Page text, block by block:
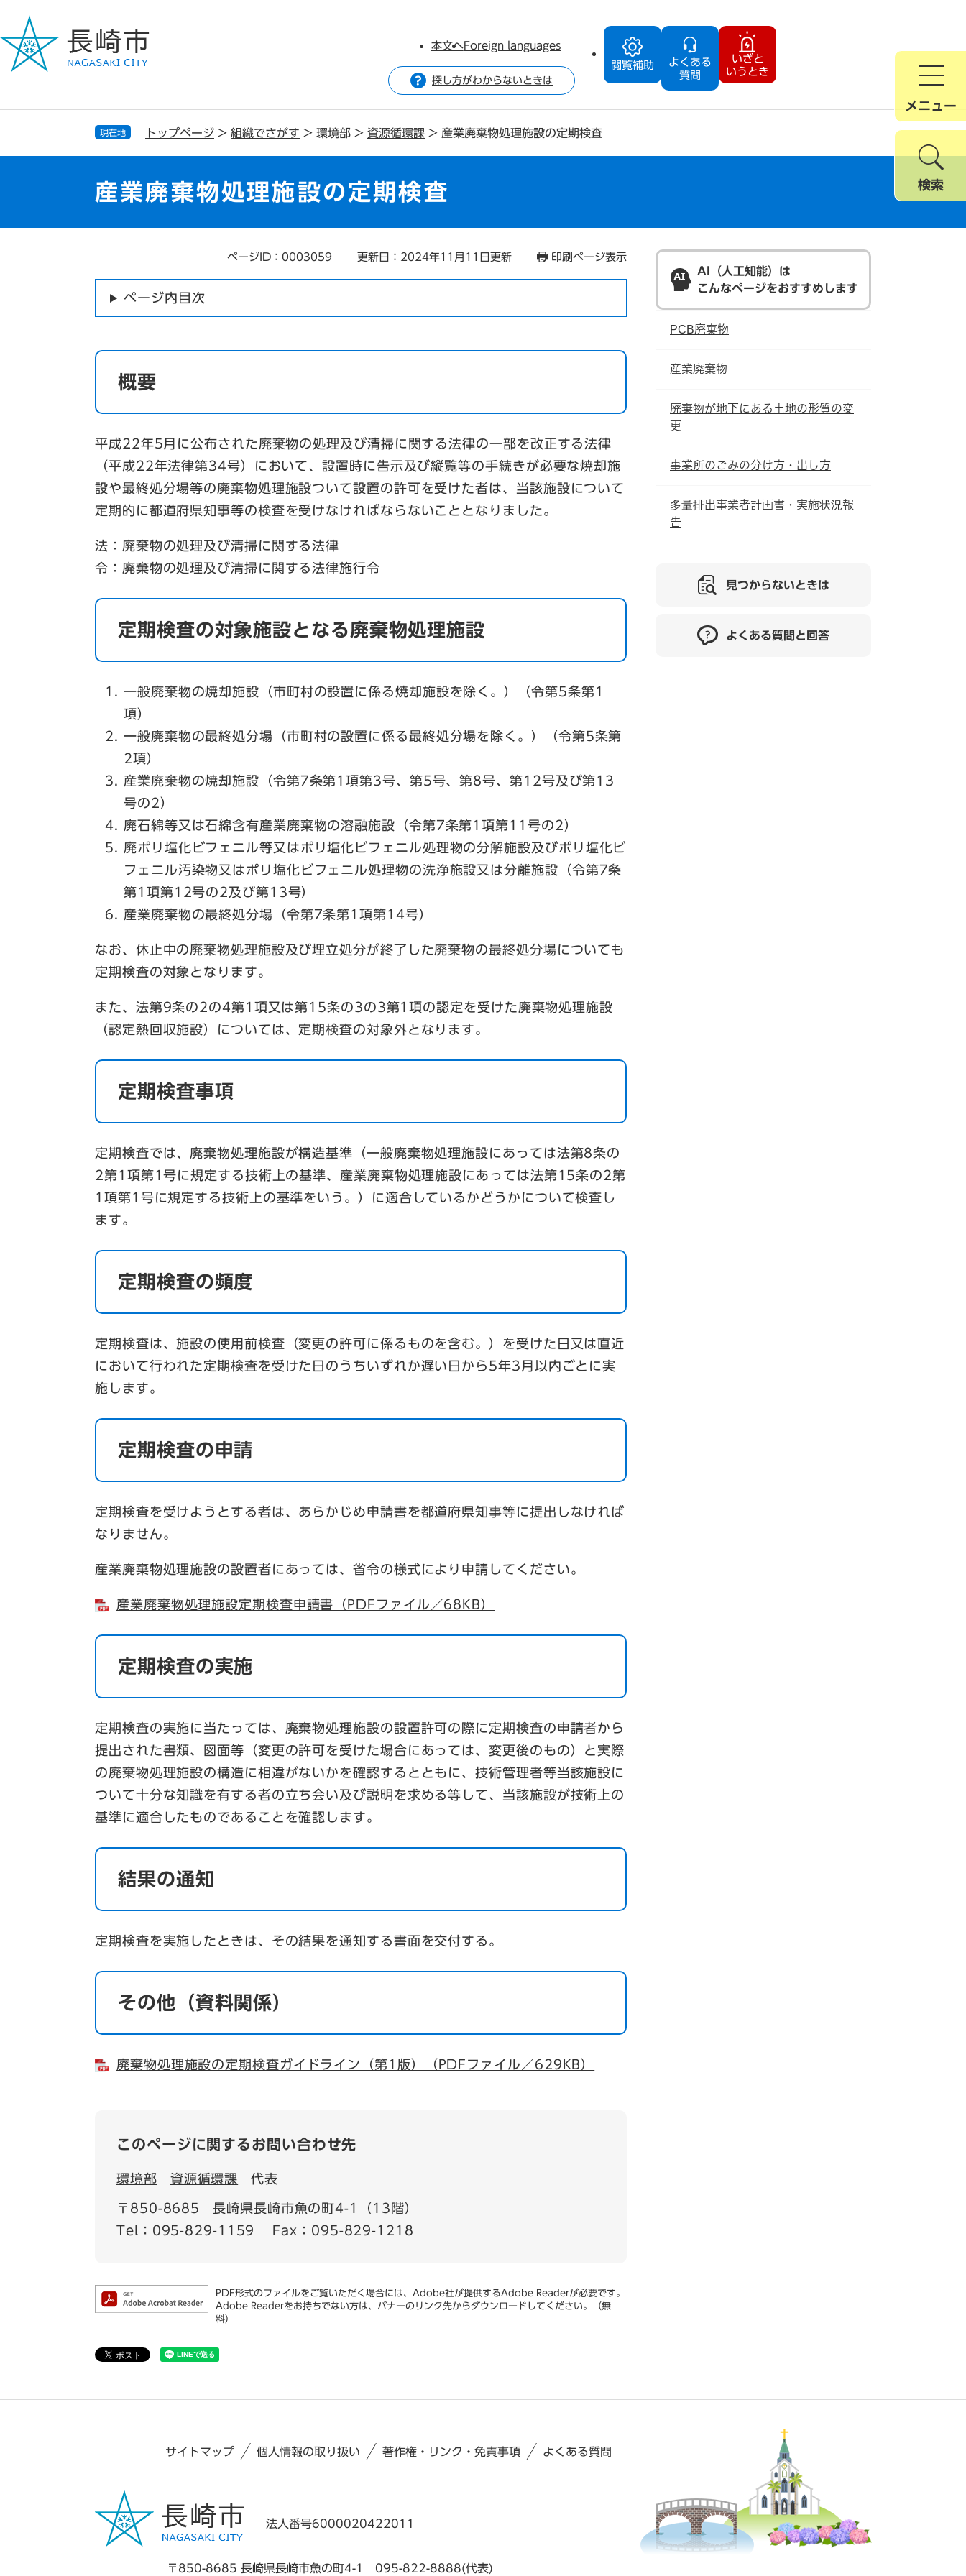
ジ
で
ュ
ば
閲覧補助
よくある
質問
いざと
いうとき
本文へForeign languages
探し方がわからないときは
メニュー
検索
現在地 トップページ > 組織でさがす > 環境部 > 資源循環課 > 産業廃棄物処理施設の定期検査
産業廃棄物処理施設の定期検査
ページID：0003059 更新日：2024年11月11日更新 印刷ページ表示
ページ内目次
概要
平成22年5月に公布された廃棄物の処理及び清掃に関する法律の一部を改正する法律
（平成22年法律第34号）において、設置時に告示及び縦覧等の手続きが必要な焼却施
設や最終処分場等の廃棄物処理施設ついて設置の許可を受けた者は、当該施設について
定期的に都道府県知事等の検査を受けなければならないこととなりました。
法：廃棄物の処理及び清掃に関する法律
令：廃棄物の処理及び清掃に関する法律施行令
定期検査の対象施設となる廃棄物処理施設
一般廃棄物の焼却施設（市町村の設置に係る焼却施設を除く。）（令第5条第1
項）
一般廃棄物の最終処分場（市町村の設置に係る最終処分場を除く。）（令第5条第
2項）
産業廃棄物の焼却施設（令第7条第1項第3号、第5号、第8号、第12号及び第13
号の2）
廃石綿等又は石綿含有産業廃棄物の溶融施設（令第7条第1項第11号の2）
廃ポリ塩化ビフェニル等又はポリ塩化ビフェニル処理物の分解施設及びポリ塩化ビ
フェニル汚染物又はポリ塩化ビフェニル処理物の洗浄施設又は分離施設（令第7条
第1項第12号の2及び第13号）
産業廃棄物の最終処分場（令第7条第1項第14号）
なお、休止中の廃棄物処理施設及び埋立処分が終了した廃棄物の最終処分場についても
定期検査の対象となります。
また、法第9条の2の4第1項又は第15条の3の3第1項の認定を受けた廃棄物処理施設
（認定熱回収施設）については、定期検査の対象外となります。
定期検査事項
定期検査では、廃棄物処理施設が構造基準（一般廃棄物処理施設にあっては法第8条の
2第1項第1号に規定する技術上の基準、産業廃棄物処理施設にあっては法第15条の2第
1項第1号に規定する技術上の基準をいう。）に適合しているかどうかについて検査し
ます。
定期検査の頻度
定期検査は、施設の使用前検査（変更の許可に係るものを含む。）を受けた日又は直近
において行われた定期検査を受けた日のうちいずれか遅い日から5年3月以内ごとに実
施します。
定期検査の申請
定期検査を受けようとする者は、あらかじめ申請書を都道府県知事等に提出しなければ
なりません。
産業廃棄物処理施設の設置者にあっては、省令の様式により申請してください。
産業廃棄物処理施設定期検査申請書（PDFファイル／68KB）
定期検査の実施
定期検査の実施に当たっては、廃棄物処理施設の設置許可の際に定期検査の申請者から
提出された書類、図面等（変更の許可を受けた場合にあっては、変更後のもの）と実際
の廃棄物処理施設の構造に相違がないかを確認するとともに、技術管理者等当該施設に
ついて十分な知識を有する者の立ち会い及び説明を求める等して、当該施設が技術上の
基準に適合したものであることを確認します。
結果の通知
定期検査を実施したときは、その結果を通知する書面を交付する。
その他（資料関係）
廃棄物処理施設の定期検査ガイドライン（第1版）（PDFファイル／629KB）
このページに関するお問い合わせ先
環境部 資源循環課 代表
〒850-8685
長崎県長崎市魚の町4-1（13階）
Tel：095-829-1159
Fax：095-829-1218
PDF形式のファイルをご覧いただく場合には、Adobe社が提供するAdobe Readerが必要です。
Adobe Readerをお持ちでない方は、バナーのリンク先からダウンロードしてください。（無
料）
AI（人工知能）は
こんなページをおすすめします
PCB廃棄物
産業廃棄物
廃棄物が地下にある土地の形質の変
更
事業所のごみの分け方・出し方
多量排出事業者計画書・実施状況報
告
見つからないときは
よくある質問と回答
サイトマップ 個人情報の取り扱い 著作権・リンク・免責事項 よくある質問
法人番号6000020422011
〒850-8685 長崎県長崎市魚の町4-1 095-822-8888(代表)